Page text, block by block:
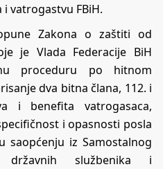
vatrogastvu FBiH.
Zakona o zaštiti od
je Vlada Federacije BiH
proceduru po hitnom
dva bitna člana, 112. i
i benefita vatrogasaca,
i opasnosti posla
saopćenju iz Samostalnog
državnih službenika i